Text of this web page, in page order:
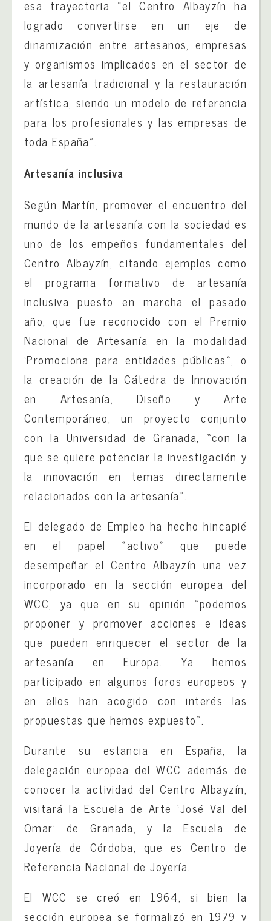
esa trayectoria «el Centro Albayzín ha
logrado convertirse en un eje de
dinamización entre artesanos, empresas
y organismos implicados en el sector de
la artesanía tradicional y la restauración
artística, siendo un modelo de referencia
para los profesionales y las empresas de
toda España».
Artesanía inclusiva
Según Martín, promover el encuentro del
mundo de la artesanía con la sociedad es
uno de los empeños fundamentales del
Centro Albayzín, citando ejemplos como
el programa formativo de artesanía
inclusiva puesto en marcha el pasado
año, que fue reconocido con el Premio
Nacional de Artesanía en la modalidad
‘Promociona para entidades públicas», o
la creación de la Cátedra de Innovación
en Artesanía, Diseño y Arte
Contemporáneo, un proyecto conjunto
con la Universidad de Granada, «con la
que se quiere potenciar la investigación y
la innovación en temas directamente
relacionados con la artesanía».
El delegado de Empleo ha hecho hincapié
en el papel «activo» que puede
desempeñar el Centro Albayzín una vez
incorporado en la sección europea del
WCC, ya que en su opinión «podemos
proponer y promover acciones e ideas
que pueden enriquecer el sector de la
artesanía en Europa. Ya hemos
participado en algunos foros europeos y
en ellos han acogido con interés las
propuestas que hemos expuesto».
Durante su estancia en España, la
delegación europea del WCC además de
conocer la actividad del Centro Albayzín,
visitará la Escuela de Arte ‘José Val del
Omar’ de Granada, y la Escuela de
Joyería de Córdoba, que es Centro de
Referencia Nacional de Joyería.
El WCC se creó en 1964, si bien la
sección europea se formalizó en 1979 y